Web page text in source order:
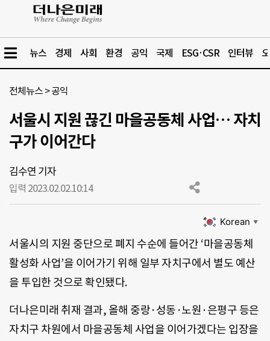
뉴스 경제 사회 환경 공익 국제 ESG·CSR 인터뷰
전체뉴스 >공익
서울시 지원 끊긴 마을공동체 사업… 자치
구가 이어간다
김수연 기자
입력 2023.02.02.10:14
Korean ▼
서울시의 지원 중단으로 폐지 수순에 들어간 ‘마을공동체
활성화 사업’을 이어가기 위해 일부 자치구에서 별도 예산
을 투입한 것으로 확인됐다.
더나은미래 취재 결과, 올해 중랑·성동·노원·은평구 등은
자치구 차원에서 마을공동체 사업을 이어가겠다는 입장을